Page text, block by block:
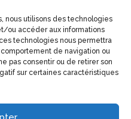
nous utilisons des technologies
ou accéder aux informations
technologies nous permettra
de navigation ou
pas consentir ou de retirer son
sur certaines caractéristiques